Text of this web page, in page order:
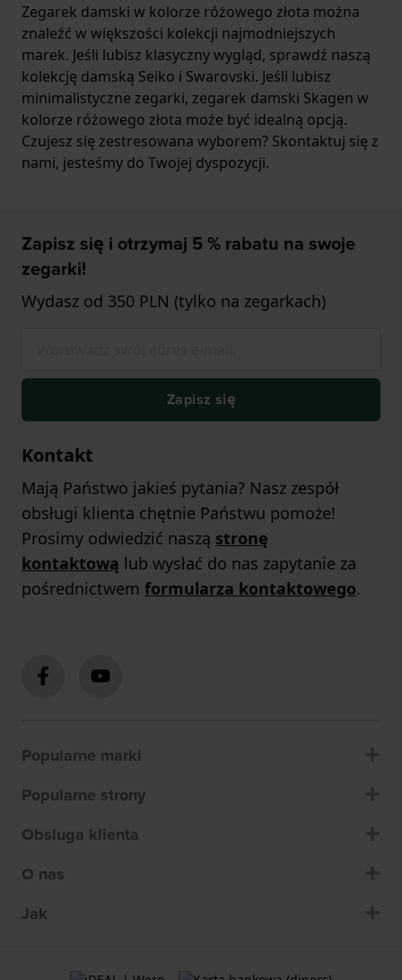
Zegarek damski w kolorze różowego złota można
znaleźć w większości kolekcji najmodniejszych
marek. Jeśli lubisz klasyczny wygląd, sprawdź naszą
kolekcję damską Seiko i Swarovski. Jeśli lubisz
minimalistyczne zegarki, zegarek damski Skagen w
kolorze różowego złota może być idealną opcją.
Czujesz się zestresowana wyborem? Skontaktuj się z
nami, jesteśmy do Twojej dyspozycji.
Zapisz się i otrzymaj 5 % rabatu na swoje
zegarki!
Wydasz od 350 PLN (tylko na zegarkach)
Zapisz się
Kontakt
Mają Państwo jakieś pytania? Nasz zespół
obsługi klienta chętnie Państwu pomoże!
Prosimy odwiedzić naszą stronę
kontaktową lub wysłać do nas zapytanie za
pośrednictwem formularza kontaktowego.
Popularne marki
Popularne strony
Obsluga klienta
O nas
Jak